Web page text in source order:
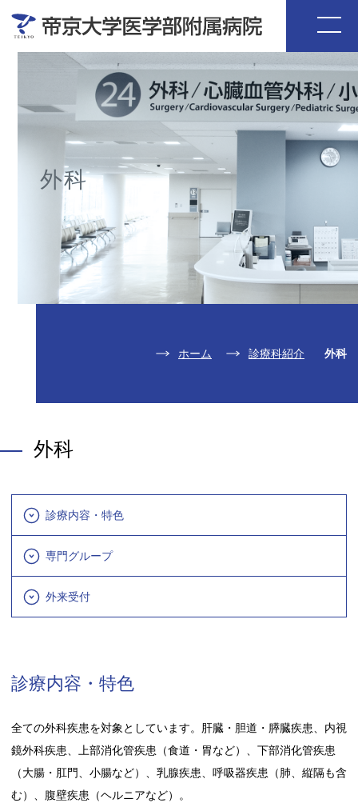
外科
ホーム 診療科紹介 外科
外科
診療内容・特色
専門グループ
外来受付
診療内容・特色
全ての外科疾患を対象としています。肝臓・胆道・膵臓疾患、内視
鏡外科疾患、上部消化管疾患（食道・胃など）、下部消化管疾患
（大腸・肛門、小腸など）、乳腺疾患、呼吸器疾患（肺、縦隔も含
む）、腹壁疾患（ヘルニアなど）。